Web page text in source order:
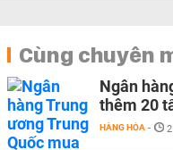
Cùng chuyên
Ngân
thêm 20
HÀNG HÓA -